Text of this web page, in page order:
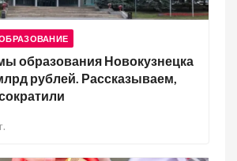
образования Новокузнецка
рублей. Рассказываем,